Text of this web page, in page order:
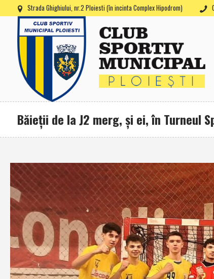
Strada Ghighiului, nr.2 Ploiesti (în incinta Complex Hipodrom)
Băieţii de la J2 merg, şi ei, în Turneul